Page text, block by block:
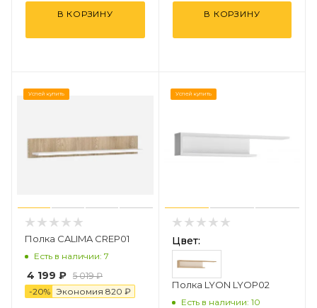
В КОРЗИНУ В КОРЗИНУ
Успей купить
Полка CALIMA CREP01
Есть в наличии: 7
4 199 ₽ 5 019 ₽
-20% Экономия 820 ₽
Успей купить
Цвет:
Полка LYON LYOP02
Есть в наличии: 10